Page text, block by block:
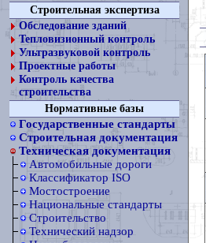
Строительная экспертиза
Обследование зданий
Тепловизионный контроль
Ультразвуковой контроль
Проектные работы
Контроль качества
строительства
Нормативные базы
Государственные стандарты
Строительная документация
Техническая документация
Автомобильные дороги
Классификатор ISO
Мостостроение
Национальные стандарты
Строительство
Технический надзор